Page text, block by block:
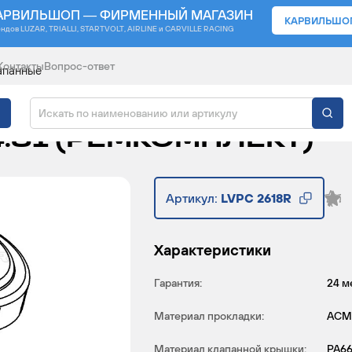
— ФИРМЕННЫЙ МАГАЗИН
LUZAR, TRIALLI, STARTVOLT, AIRLINE и CARVILLE RACING
Вопрос-ответ
КАРТЕРНЫХ
(РЕМКОМПЛЕКТ)
Артикул: LVPC 2618R
Характеристики
Гарантия: 24
Материал прокладки: ACM
Материал клапанной крышки: